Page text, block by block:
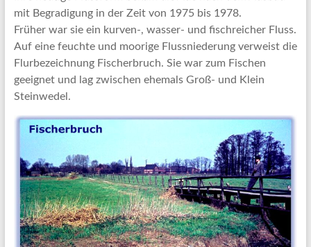
mit Begradigung in der Zeit von 1975 bis 1978.
Früher war sie ein kurven-, wasser- und fischreicher Fluss.
Auf eine feuchte und moorige Flussniederung verweist die
Flurbezeichnung Fischerbruch. Sie war zum Fischen
geeignet und lag zwischen ehemals Groß- und Klein
Steinwedel.